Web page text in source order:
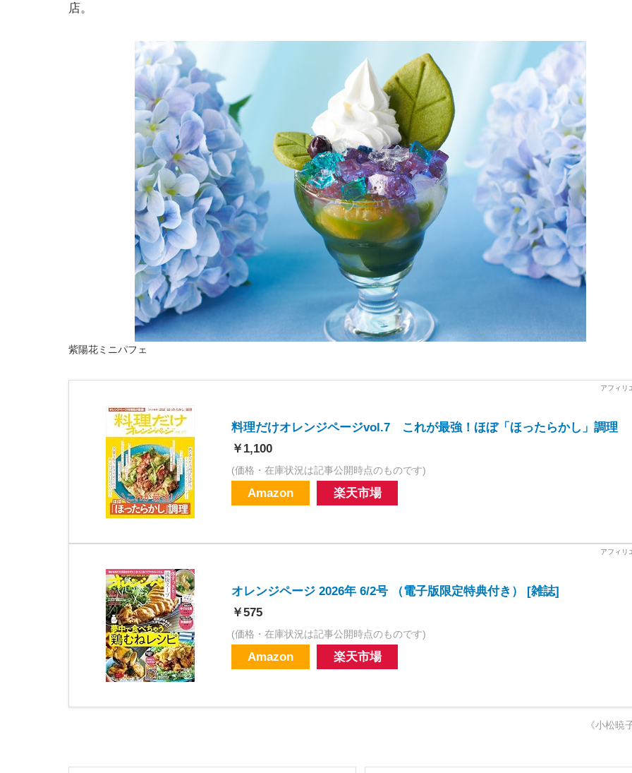
店。
紫陽花ミニパフェ
料理だけオレンジページvol.7 これが最強！ほぼ「ほったらかし」調理
￥1,100
(価格・在庫状況は記事公開時点のものです)
Amazon 楽天市場
オレンジページ 2026年 6/2号 （電子版限定特典付き） [雑誌]
￥575
(価格・在庫状況は記事公開時点のものです)
Amazon 楽天市場
《小松暁